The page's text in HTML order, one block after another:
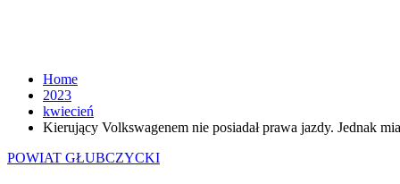
Home
2023
kwiecień
Kierujący Volkswagenem nie posiadał prawa jazdy. Jednak
POWIAT GŁUBCZYCKI